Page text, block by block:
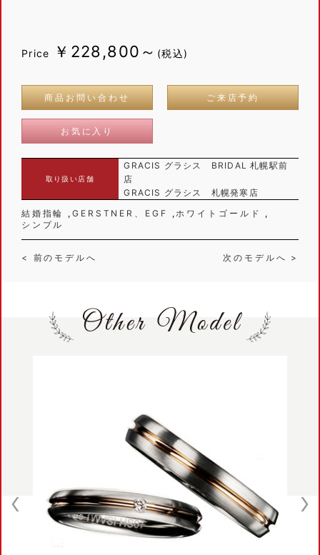
Price ￥228,800～ (税込)
商品お問い合わせ ご来店予約
お気に入り
取り扱い店舗
GRACIS グラシス BRIDAL 札幌駅前
店
GRACIS グラシス 札幌発寒店
結婚指輪
GERSTNER、EGF
ホワイトゴールド
シンプル
< 前のモデルへ 次のモデルへ >